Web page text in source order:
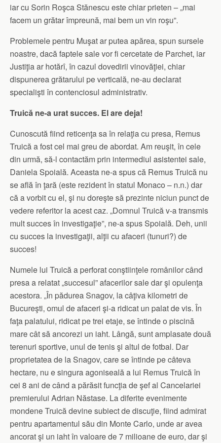
iar cu Sorin Roşca Stănescu este chiar prieten – „mai
facem un grătar împreună, mai bem un vin roşu”.
Problemele pentru Muşat ar putea apărea, spun sursele
noastre, dacă faptele sale vor fi cercetate de Parchet, iar
Justiţia ar hotărî, în cazul dovedirii vinovăţiei, chiar
dispunerea grătarului pe verticală, ne-au declarat
specialişti în contenciosul administrativ.
Truică ne-a urat succes. El are deja!
Cunoscută fiind reticenţa sa în relaţia cu presa, Remus
Truică a fost cel mai greu de abordat. Am reuşit, în cele
din urmă, să-l contactăm prin intermediul asistentei sale,
Daniela Spoială. Aceasta ne-a spus că Remus Truică nu
se află în ţară (este rezident în statul Monaco – n.n.) dar
că a vorbit cu el, şi nu doreşte să prezinte niciun punct de
vedere referitor la acest caz. „Domnul Truică v-a transmis
mult succes în investigaţie”, ne-a spus Spoială. Deh, unii
cu succes la investigaţii, alţii cu afaceri (tunuri?) de
succes!
Numele lui Truică a perforat conştiinţele românilor când
presa a relatat „succesul” afacerilor sale dar şi opulenţa
acestora. „În pădurea Snagov, la câţiva kilometri de
Bucureşti, omul de afaceri şi-a ridicat un palat de vis. În
faţa palatului, ridicat pe trei etaje, se întinde o piscină
mare cât să ancorezi un iaht. Lângă, sunt amplasate două
terenuri sportive, unul de tenis şi altul de fotbal. Dar
proprietatea de la Snagov, care se întinde pe câteva
hectare, nu e singura agoniseală a lui Remus Truică în
cei 8 ani de când a părăsit funcţia de şef al Cancelariei
premierului Adrian Năstase. La diferite evenimente
mondene Truică devine subiect de discuţie, fiind admirat
pentru apartamentul său din Monte Carlo, unde ar avea
ancorat şi un iaht în valoare de 7 milioane de euro, dar şi